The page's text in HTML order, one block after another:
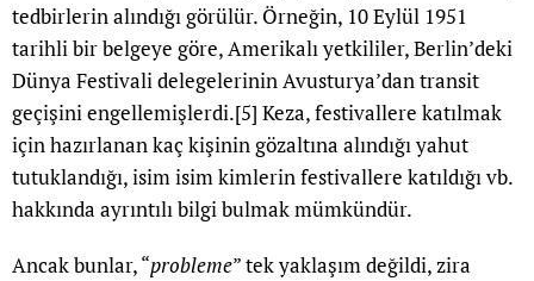
tedbirlerin alındığı görülür. Örneğin, 10 Eylül 1951
tarihli bir belgeye göre, Amerikalı yetkililer, Berlin’deki
Dünya Festivali delegelerinin Avusturya’dan transit
geçişini engellemişlerdi.[5] Keza, festivallere katılmak
için hazırlanan kaç kişinin gözaltına alındığı yahut
tutuklandığı, isim isim kimlerin festivallere katıldığı vb.
hakkında ayrıntılı bilgi bulmak mümkündür.
Ancak bunlar, “probleme” tek yaklaşım değildi, zira